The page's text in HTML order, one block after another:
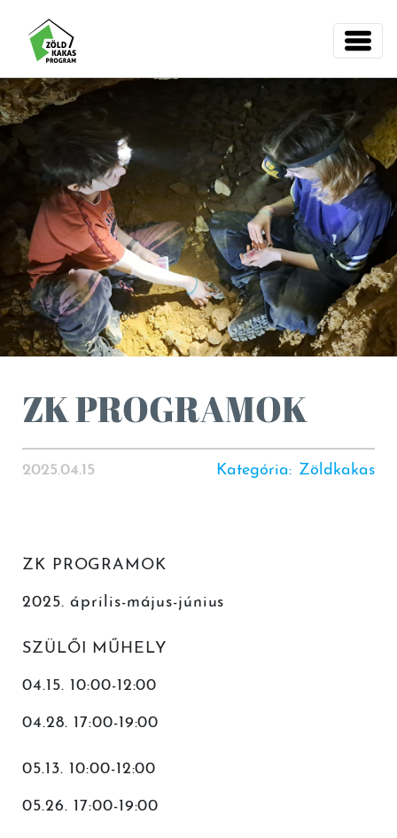
ZK PROGRAMOK
2025.04.15 Kategória: Zöldkakas
ZK PROGRAMOK
2025. április-május-június
SZÜLŐI MŰHELY
04.15. 10:00-12:00
04.28. 17:00-19:00
05.13. 10:00-12:00
05.26. 17:00-19:00